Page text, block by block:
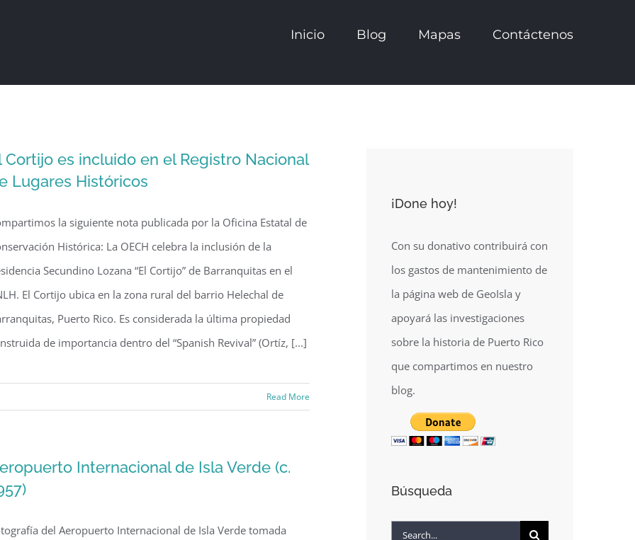
Inicio Blog Mapas Contáctenos
Cortijo es incluido en el Registro Nacional
Lugares Históricos
la siguiente nota publicada por la Oficina Estatal de
Histórica: La OECH celebra la inclusión de la
Secundino Lozana “El Cortijo” de Barranquitas en el
El Cortijo ubica en la zona rural del barrio Helechal de
Puerto Rico. Es considerada la última propiedad
de importancia dentro del “Spanish Revival” (Ortíz, [...]
Read More
Internacional de Isla Verde (c.
del Aeropuerto Internacional de Isla Verde tomada
¡Done hoy!
Con su donativo contribuirá con
los gastos de mantenimiento de
la página web de GeoIsla y
apoyará las investigaciones
sobre la historia de Puerto Rico
que compartimos en nuestro
blog.
Búsqueda
Search